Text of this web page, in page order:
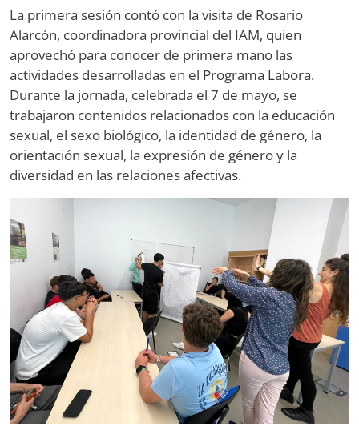
La primera sesión contó con la visita de Rosario
Alarcón, coordinadora provincial del IAM, quien
aprovechó para conocer de primera mano las
actividades desarrolladas en el Programa Labora.
Durante la jornada, celebrada el 7 de mayo, se
trabajaron contenidos relacionados con la educación
sexual, el sexo biológico, la identidad de género, la
orientación sexual, la expresión de género y la
diversidad en las relaciones afectivas.